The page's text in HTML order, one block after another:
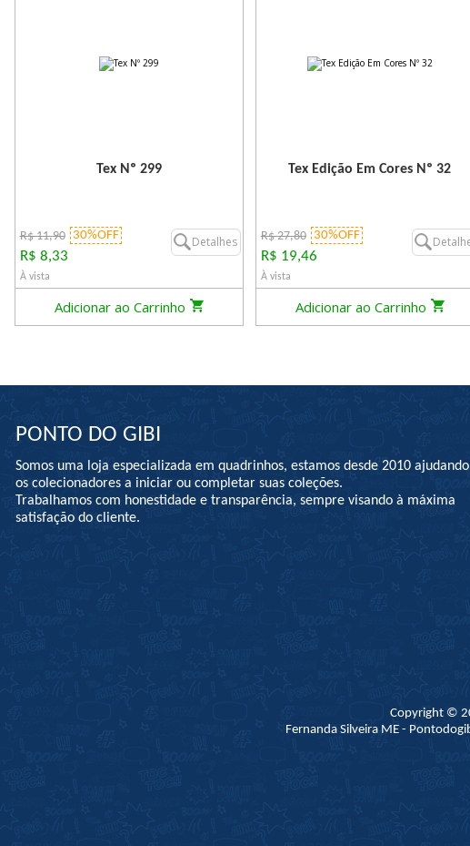
Tex Nº 299
R$ 11,90 30%OFF
R$ 8,33
À vista
Detalhes
Adicionar ao Carrinho
Tex Edição Em Cores Nº 32
R$ 27,80 30%OFF
R$ 19,46
À vista
Adicionar ao Carrinho
PONTO DO GIBI
Somos uma loja especializada em quadrinhos, estamos desde 2010 ajudando
os colecionadores a iniciar ou completar suas coleções.
Trabalhamos com honestidade e transparência, sempre visando à máxima
satisfação do cliente.
Copyright ©
Fernanda Silveira ME -